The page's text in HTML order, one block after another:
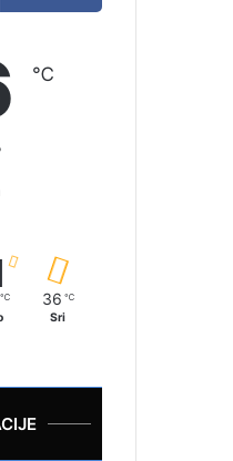
℃
℃ 36 ℃
Sri